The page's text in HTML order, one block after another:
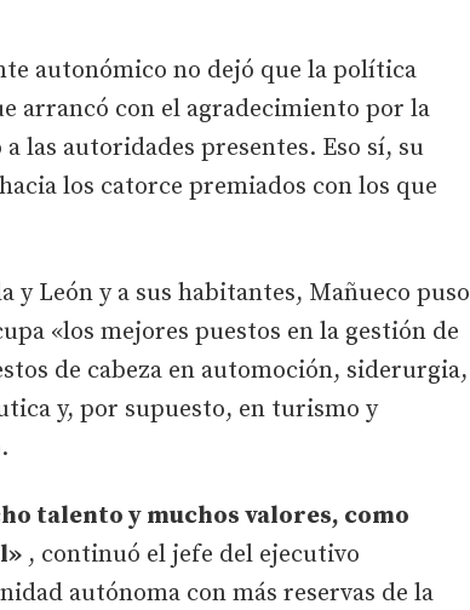
autonómico no dejó que la política
arrancó con el agradecimiento por la
las autoridades presentes. Eso sí, su
los catorce premiados con los que
y León y a sus habitantes, Mañueco puso
«los mejores puestos en la gestión de
de cabeza en automoción, siderurgia,
y, por supuesto, en turismo y
talento y muchos valores, como
, continuó el jefe del ejecutivo
autónoma con más reservas de la